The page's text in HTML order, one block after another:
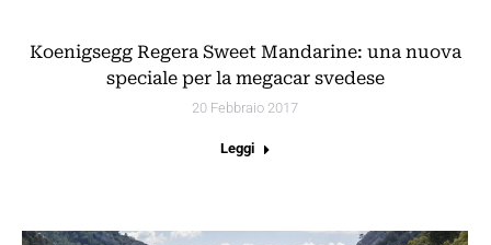
Koenigsegg Regera Sweet Mandarine: una nuova
speciale per la megacar svedese
20 Febbraio 2017
Leggi